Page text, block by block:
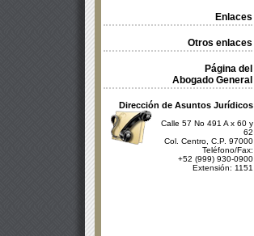
Enlaces
Otros enlaces
Página del
Abogado General
Dirección de Asuntos Jurídicos
Calle 57 No 491 A x 60 y
62
Col. Centro, C.P. 97000
Teléfono/Fax:
+52 (999) 930-0900
Extensión: 1151